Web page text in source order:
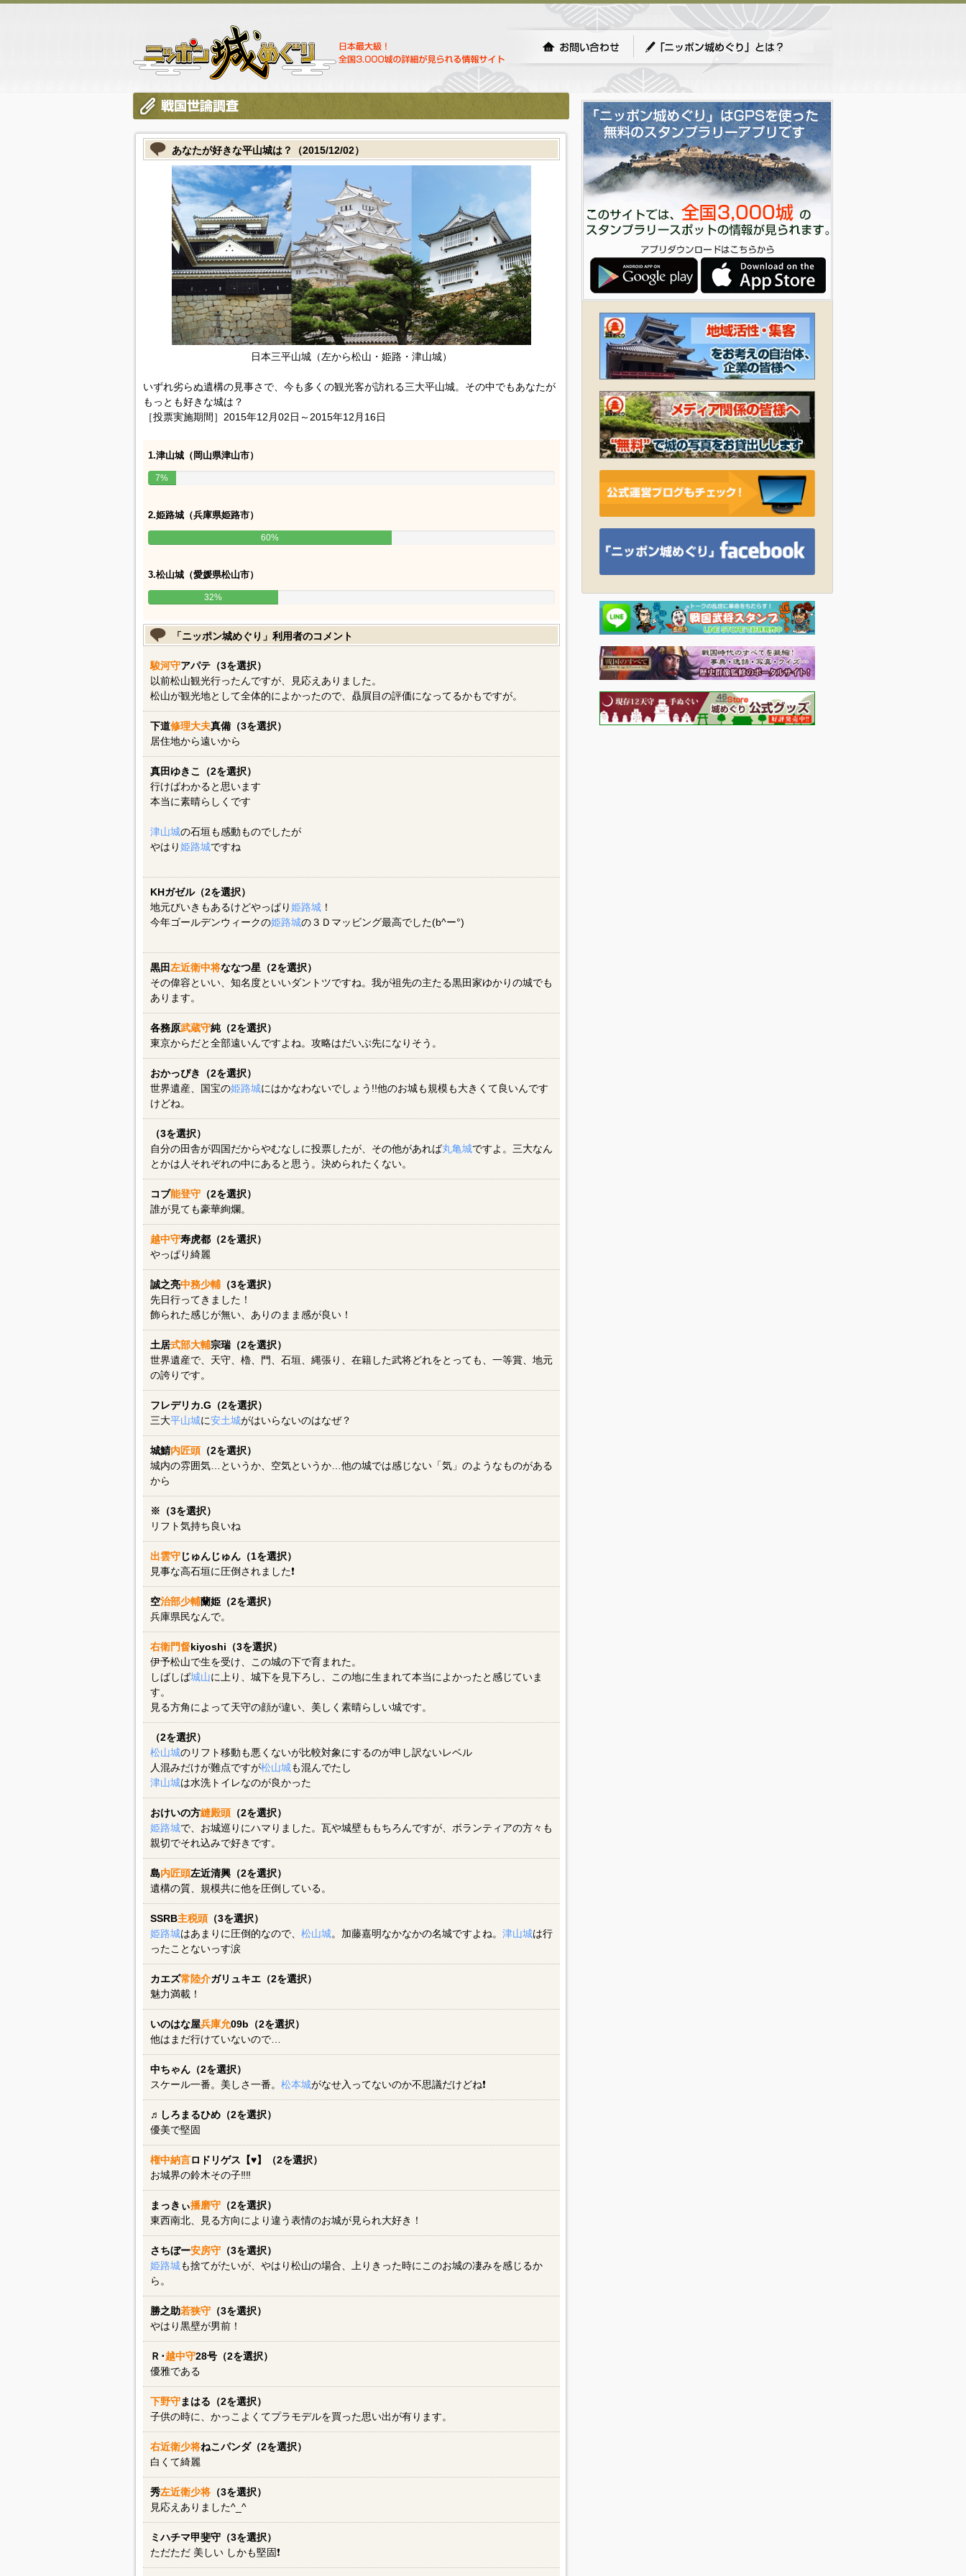
あなたが好きな平山城は？（2015/12/02）
日本三平山城（左から松山・姫路・津山城）
いずれ劣らぬ遺構の見事さで、今も多くの観光客が訪れる三大平山城。その中でもあなたが
もっとも好きな城は？
［投票実施期間］2015年12月02日～2015年12月16日
1.津山城（岡山県津山市）
7%
2.姫路城（兵庫県姫路市）
60%
3.松山城（愛媛県松山市）
32%
「ニッポン城めぐり」利用者のコメント
駿河守アパテ（3を選択）
以前松山観光行ったんですが、見応えありました。
松山が観光地として全体的によかったので、贔屓目の評価になってるかもですが。
下道修理大夫真備（3を選択）
居住地から遠いから
真田ゆきこ（2を選択）
行けばわかると思います
本当に素晴らしくです
津山城の石垣も感動ものでしたが
やはり姫路城ですね
KHガゼル（2を選択）
地元びいきもあるけどやっぱり姫路城！
今年ゴールデンウィークの姫路城の３Ｄマッビング最高でした(b^ー°)
黒田左近衛中将ななつ星（2を選択）
その偉容といい、知名度といいダントツですね。我が祖先の主たる黒田家ゆかりの城でも
あります。
各務原武蔵守純（2を選択）
東京からだと全部遠いんですよね。攻略はだいぶ先になりそう。
おかっぴき（2を選択）
世界遺産、国宝の姫路城にはかなわないでしょう!!他のお城も規模も大きくて良いんです
けどね。
（3を選択）
自分の田舎が四国だからやむなしに投票したが、その他があれば丸亀城ですよ。三大なん
とかは人それぞれの中にあると思う。決められたくない。
コブ能登守（2を選択）
誰が見ても豪華絢爛。
越中守寿虎都（2を選択）
やっぱり綺麗
誠之亮中務少輔（3を選択）
先日行ってきました！
飾られた感じが無い、ありのまま感が良い！
土居式部大輔宗瑞（2を選択）
世界遺産で、天守、櫓、門、石垣、縄張り、在籍した武将どれをとっても、一等賞、地元
の誇りです。
フレデリカ.G（2を選択）
三大平山城に安土城がはいらないのはなぜ？
城鯖内匠頭（2を選択）
城内の雰囲気…というか、空気というか…他の城では感じない「気」のようなものがある
から
※（3を選択）
リフト気持ち良いね
出雲守じゅんじゅん（1を選択）
見事な高石垣に圧倒されました❗
空治部少輔蘭姫（2を選択）
兵庫県民なんで。
右衛門督kiyoshi（3を選択）
伊予松山で生を受け、この城の下で育まれた。
しばしば城山に上り、城下を見下ろし、この地に生まれて本当によかったと感じていま
す。
見る方角によって天守の顔が違い、美しく素晴らしい城です。
（2を選択）
松山城のリフト移動も悪くないが比較対象にするのが申し訳ないレベル
人混みだけが難点ですが松山城も混んでたし
津山城は水洗トイレなのが良かった
おけいの方縫殿頭（2を選択）
姫路城で、お城巡りにハマりました。瓦や城壁ももちろんですが、ボランティアの方々も
親切でそれ込みで好きです。
島内匠頭左近清興（2を選択）
遺構の質、規模共に他を圧倒している。
SSRB主税頭（3を選択）
姫路城はあまりに圧倒的なので、 松山城。加藤嘉明なかなかの名城ですよね。 津山城は行
ったことないっす涙
カエズ常陸介ガリュキエ（2を選択）
魅力満載！
いのはな屋兵庫允09b（2を選択）
他はまだ行けていないので…
中ちゃん（2を選択）
スケール一番。美しさ一番。 松本城がなせ入ってないのか不思議だけどね❗
♬しろまるひめ（2を選択）
優美で堅固
権中納言ロドリゲス【♥】（2を選択）
お城界の鈴木その子‼‼
まっきぃ播磨守（2を選択）
東西南北、見る方向により違う表情のお城が見られ大好き！
さちぼー安房守（3を選択）
姫路城も捨てがたいが、やはり松山の場合、上りきった時にこのお城の凄みを感じるか
ら。
勝之助若狭守（3を選択）
やはり黒壁が男前！
Ｒ･越中守28号（2を選択）
優雅である
下野守まはる（2を選択）
子供の時に、かっこよくてプラモデルを買った思い出が有ります。
右近衛少将ねこパンダ（2を選択）
白くて綺麗
秀左近衛少将（3を選択）
見応えありました^_^
ミハチマ甲斐守（3を選択）
ただただ 美しい しかも堅固❗